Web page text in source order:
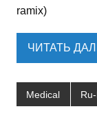
ramix)
ЧИТАТЬ
Medical